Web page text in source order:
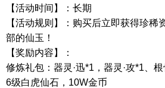
【活动时间】：长期
【活动规则】：购买后立即获得珍稀
部的仙玉！
【奖励内容】：
修炼礼包：器灵 ·迅*1 ，器灵·攻*1 、
6级白虎仙石， 10W金币